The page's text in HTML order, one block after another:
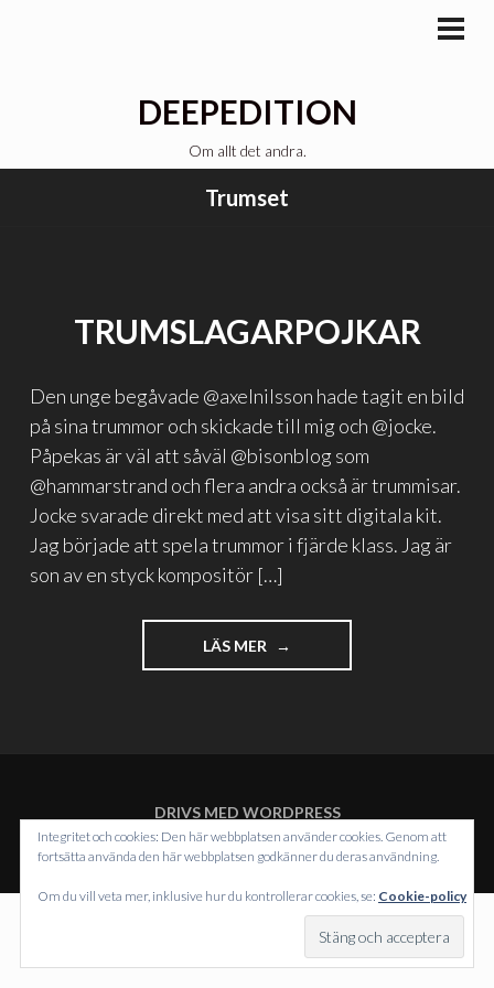
DEEPEDITION
Om allt det andra.
Trumset
TRUMSLAGARPOJKAR
Den unge begåvade @axelnilsson hade tagit en bild
på sina trummor och skickade till mig och @jocke.
Påpekas är väl att såväl @bisonblog som
@hammarstrand och flera andra också är trummisar.
Jocke svarade direkt med att visa sitt digitala kit.
Jag började att spela trummor i fjärde klass. Jag är
son av en styck kompositör […]
LÄS MER "TRUMSLAGARPOJKAR"
DRIVS MED WORDPRESS
TEMA: INTERGALACTIC AVWORDPRESS.COM.
Integritet och cookies: Den här webbplatsen använder cookies. Genom att
fortsätta använda den här webbplatsen godkänner du deras användning.
Om du vill veta mer, inklusive hur du kontrollerar cookies, se: Cookie-policy